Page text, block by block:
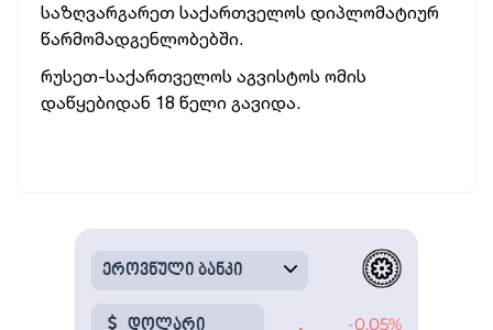
საზღვარგარეთ საქართველოს დიპლომატიურ
წარმომადგენლობებში.
რუსეთ-საქართველოს აგვისტოს ომის
დაწყებიდან 18 წელი გავიდა.